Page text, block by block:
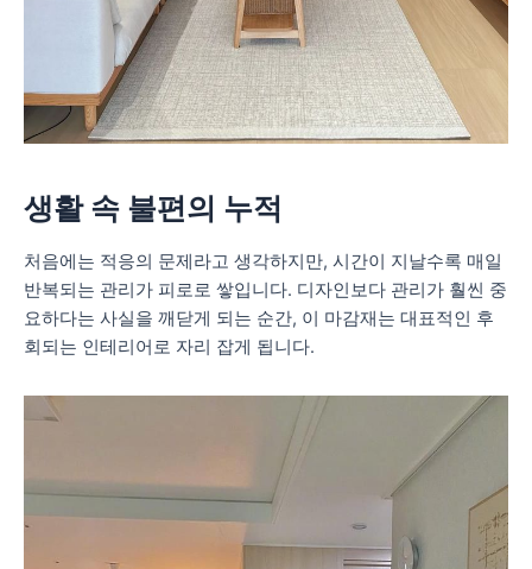
생활 속 불편의 누적
처음에는 적응의 문제라고 생각하지만, 시간이 지날수록 매일
반복되는 관리가 피로로 쌓입니다. 디자인보다 관리가 훨씬 중
요하다는 사실을 깨닫게 되는 순간, 이 마감재는 대표적인 후
회되는 인테리어로 자리 잡게 됩니다.